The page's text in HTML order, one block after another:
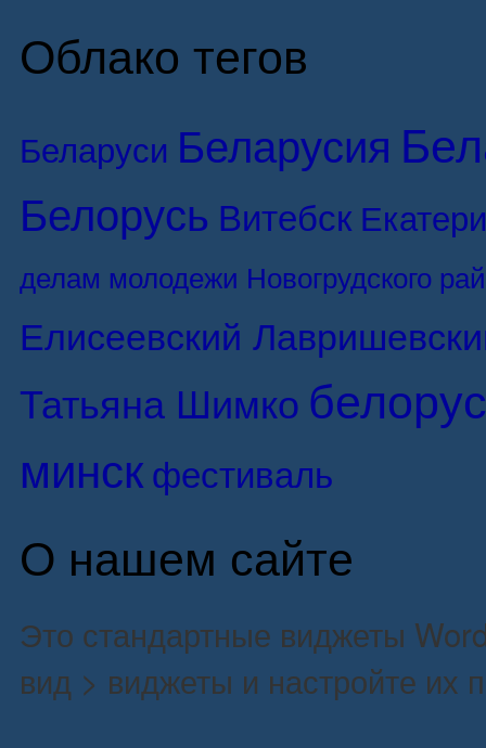
Облако тегов
Беларуси Беларусия
Белорусь Витебск
делам молодежи Новогрудского
Елисеевский
Татьяна Шимко
минскфестиваль
О нашем сайте
Это стандартные виджеты
вид > виджеты и настройте их